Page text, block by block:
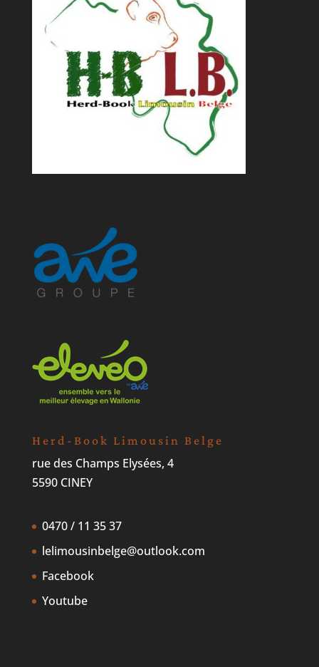
Herd-Book Limousin Belge
rue des Champs Elysées, 4
5590 CINEY
0470 / 11 35 37
lelimousinbelge@outlook.com
Facebook
Youtube